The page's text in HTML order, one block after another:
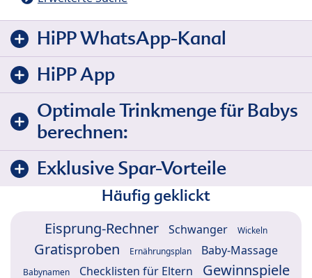
HiPP WhatsApp-Kanal
HiPP App
Optimale Trinkmenge für Babys
berechnen:
Exklusive Spar-Vorteile
Häufig geklickt
Eisprung-Rechner Schwanger Wickeln
Gratisproben Ernährungsplan Baby-Massage
Babynamen Checklisten für Eltern
Gewinnspiele